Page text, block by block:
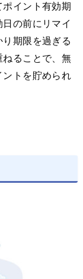
イント有効期
の前にリマイ
期限を過ぎる
ることで、無
トを貯められ